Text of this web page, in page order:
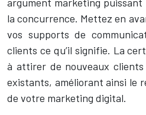
la concurrence. Mettez en
vos supports de
clients ce qu’il signifie. La
à attirer de nouveaux
existants, améliorant ainsi le
de votre marketing digital.